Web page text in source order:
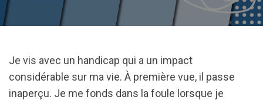
Je vis avec un handicap qui a un impact
considérable sur ma vie. À première vue, il passe
inaperçu. Je me fonds dans la foule lorsque je